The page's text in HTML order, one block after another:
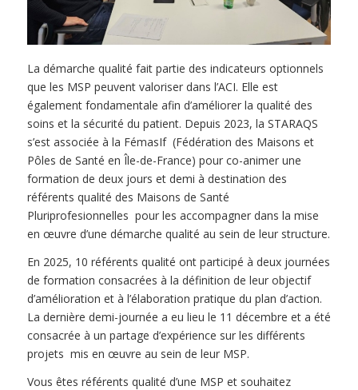
La démarche qualité fait partie des indicateurs optionnels
que les MSP peuvent valoriser dans l’ACI. Elle est
également fondamentale afin d’améliorer la qualité des
soins et la sécurité du patient. Depuis 2023, la STARAQS
s’est associée à la FémasIf (Fédération des Maisons et
Pôles de Santé en Île-de-France) pour co-animer une
formation de deux jours et demi à destination des
référents qualité des Maisons de Santé
Pluriprofesionnelles pour les accompagner dans la mise
en œuvre d’une démarche qualité au sein de leur structure.
En 2025, 10 référents qualité ont participé à deux journées
de formation consacrées à la définition de leur objectif
d’amélioration et à l’élaboration pratique du plan d’action.
La dernière demi-journée a eu lieu le 11 décembre et a été
consacrée à un partage d’expérience sur les différents
projets mis en œuvre au sein de leur MSP.
Vous êtes référents qualité d’une MSP et souhaitez